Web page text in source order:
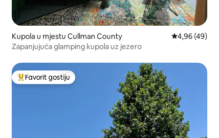
Kupola u mjestu Cullman County prosječna
4,96 (49)
Zapanjujuća glamping kupola uz jezero
Glavni favorit gostiju
Favorit gostiju